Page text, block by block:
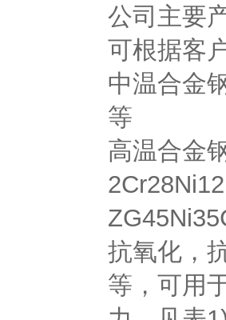
公司主要
可根据客
中温合金
等
高温合金
抗氧化，
等，可用